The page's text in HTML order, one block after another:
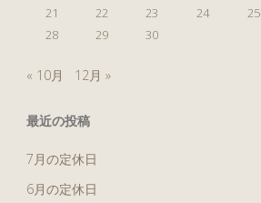
21
22 23 24 25
28
29 30
« 10月 12月 »
最近の投稿
7月の定休日
6月の定休日